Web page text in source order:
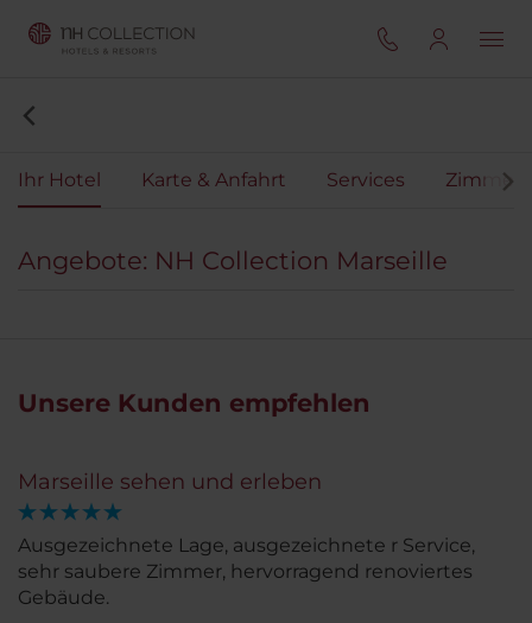
Ihr Hotel Karte & Anfahrt Services Zimmer
Angebote: NH Collection Marseille
Unsere Kunden empfehlen
Marseille sehen und erleben
Ausgezeichnete Lage, ausgezeichnete r Service,
sehr saubere Zimmer, hervorragend renoviertes
Gebäude.